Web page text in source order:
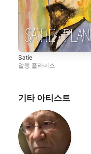
Satie
알랭 플라네스
기타 아티스트